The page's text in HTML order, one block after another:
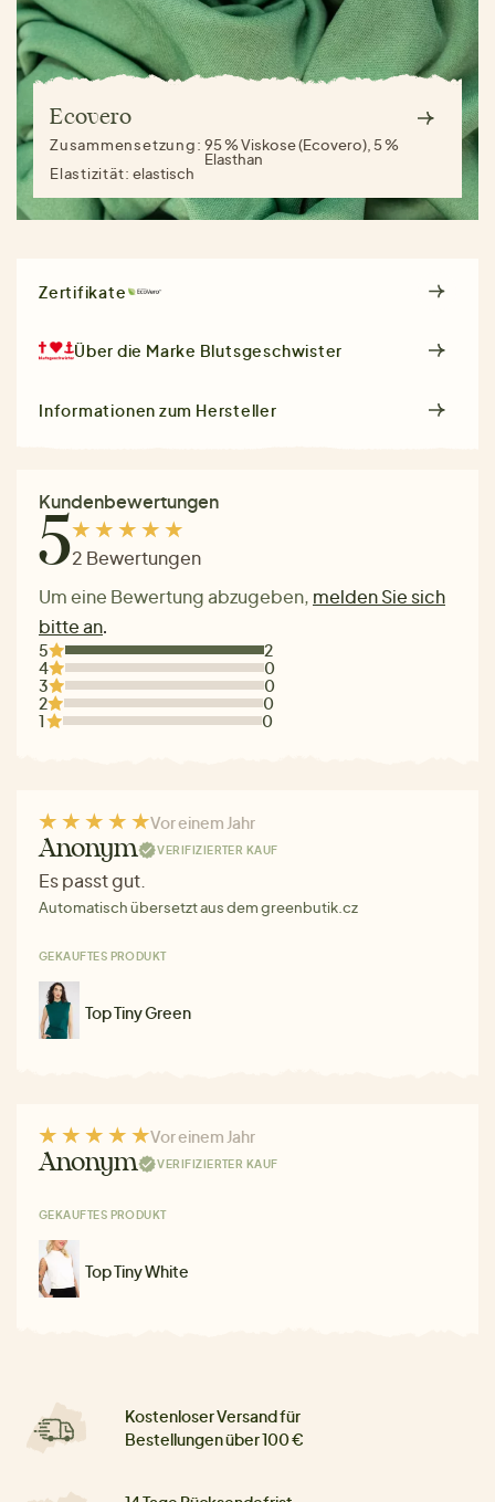
Ecovero
Zusammensetzung:95 % Viskose (Ecovero), 5 %
Elasthan
Elastizität:elastisch
Zertifikate
Über die Marke Blutsgeschwister
Informationen zum Hersteller
Kundenbewertungen
52 Bewertungen
Um eine Bewertung abzugeben, melden Sie sich
bitte an.
5
2
4
0
3
0
2
0
1
0
Vor einem Jahr
Anonym VERIFIZIERTER KAUF
Es passt gut.
Automatisch übersetzt aus dem greenbutik.cz
GEKAUFTES PRODUKT
Top Tiny Green
Vor einem Jahr
Anonym VERIFIZIERTER KAUF
GEKAUFTES PRODUKT
Top Tiny White
Kostenloser Versand für
Bestellungen über 100 €